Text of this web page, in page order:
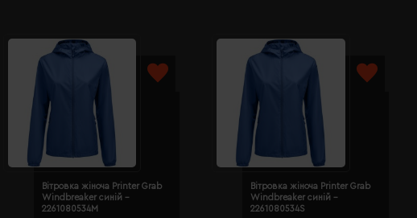
Вітровка жіноча Printer Grab
Windbreaker синій -
2261080534M
Вітровка жіноча Printer Grab
Windbreaker синій -
2261080534S